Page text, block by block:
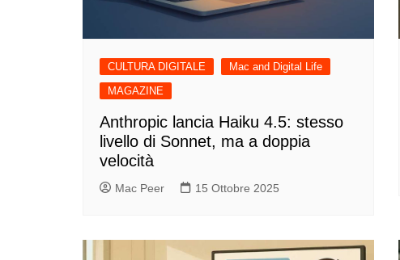
CULTURA DIGITALE
Mac and Digital Life
MAGAZINE
Anthropic lancia Haiku 4.5: stesso
livello di Sonnet, ma a doppia
velocità
Mac Peer 15 Ottobre 2025